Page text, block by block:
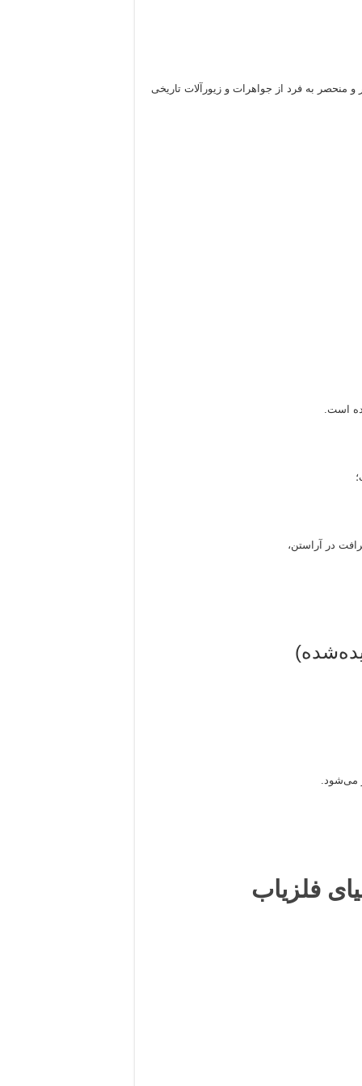
و منحصر به فرد از جواهرات و زیورآلات تاریخی
است.
در آراستن،
می‌شود.
فلزیاب